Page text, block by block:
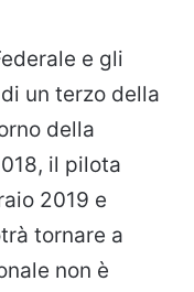
e gli
un terzo della
della
il pilota
2019 e
tornare a
non è